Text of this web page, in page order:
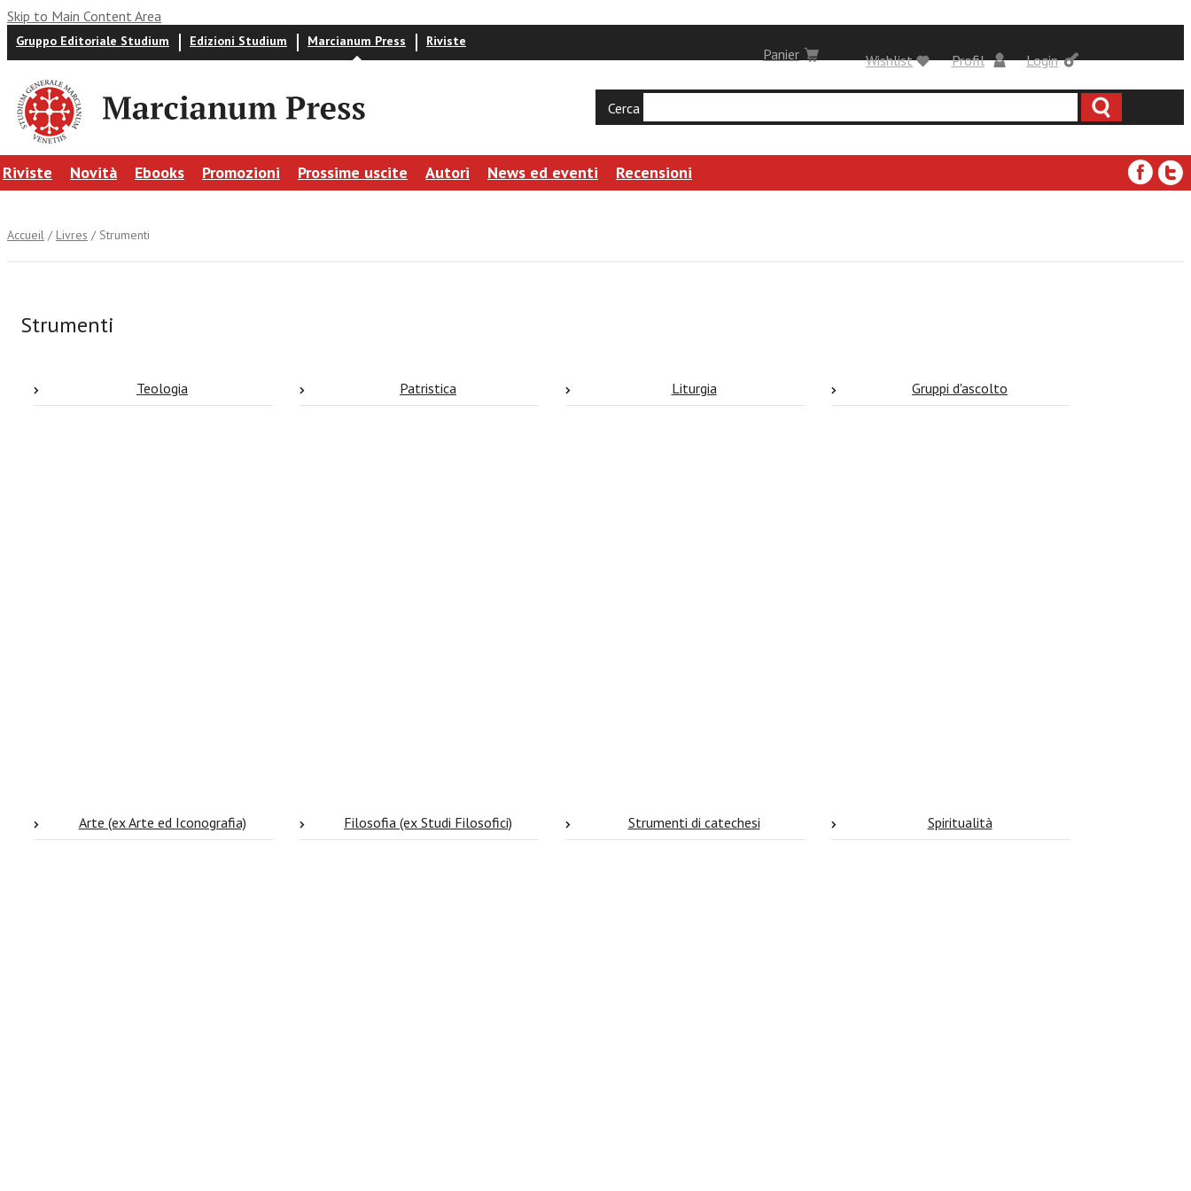
Skip to Main Content Area
Gruppo Editoriale Studium Edizioni Studium Marcianum Press Riviste
Login
Panier Profil
Wishlist
Cerca
Riviste Novità Ebooks Promozioni Prossime uscite Autori News ed eventi Recensioni
Accueil / Livres / Strumenti
Strumenti
Teologia Patristica Liturgia Gruppi d'ascolto
Arte (ex Arte ed Iconografia) Filosofia (ex Studi Filosofici) Strumenti di catechesi Spiritualità